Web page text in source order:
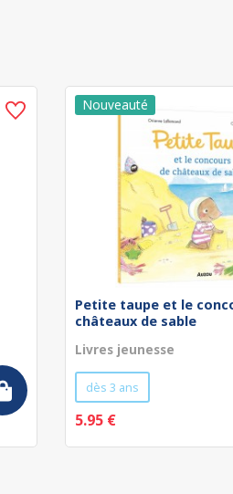
Petite taupe et le
châteaux de sable
Livres jeunesse
dès 3 ans
5.95 €